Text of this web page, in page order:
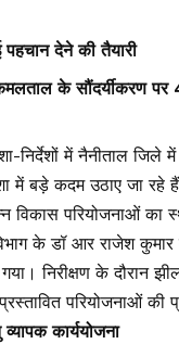
देने की तैयारी
के सौंदर्यीकरण
निर्देशों में नैनीताल
में बड़े कदम उठाए जा रहे
विकास परियोजनाओं का
के डॉ आर राजेश कुमार
निरीक्षण के दौरान
परियोजनाओं की
कार्ययोजना